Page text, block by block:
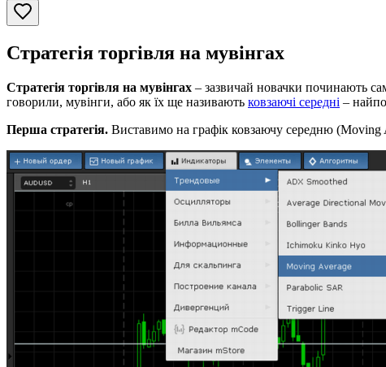
Стратегія торгівля на мувінгах
Стратегія торгівля на мувінгах – зазвичай новачки починають
говорили, мувінги, або як їх ще називають ковзаючі середні –
Перша стратегія. Виставимо на графік ковзаючу середню (Moving